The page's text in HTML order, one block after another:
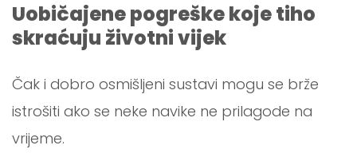
Uobičajene pogreške koje tiho
skraćuju životni vijek
Čak i dobro osmišljeni sustavi mogu se brže
istrošiti ako se neke navike ne prilagode na
vrijeme.